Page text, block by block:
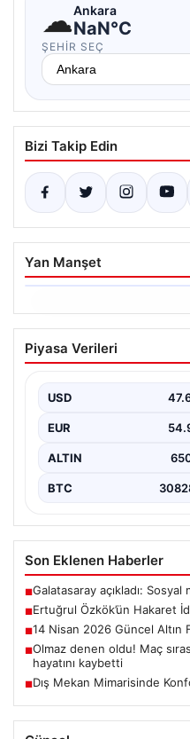
☁Ankara
NaN°C
ŞEHIR SEÇ
Bizi Takip Edin
Yan Manşet
06.08.2026
Ertuğrul Özkök’ün
İfade Verme Süreci
Cumhurbaşkanına
soruşturma kapsamında
Piyasa Verileri
USD
EUR
ALTIN
BTC
Son Eklenen Haberler
■Galatasaray açıkladı:
■Ertuğrul Özkök’ün Hakaret
■14 Nisan 2026 Güncel Altın
■Olmaz denen oldu! Maç
hayatını kaybetti
■Dış Mekan Mimarisinde